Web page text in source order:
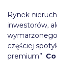
Rynek
inwestorów,
częściej
premium”.